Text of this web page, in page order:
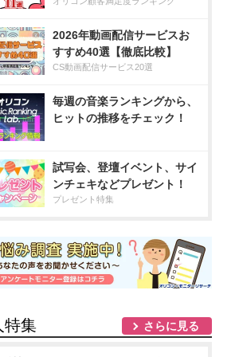
2026年動画配信サービスお
すすめ40選【徹底比較】
CS動画配信サービス20選
毎週の音楽ランキングから、
ヒットの推移をチェック！
試写会、登壇イベント、サイ
ンチェキなどプレゼント！
プレゼント特集
特集 さらに見る